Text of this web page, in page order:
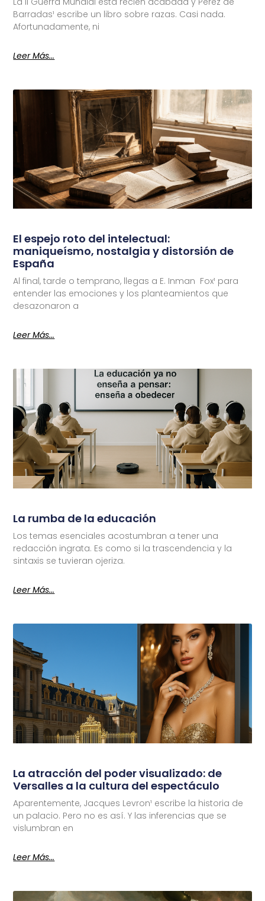
Barradas¹ escribe un libro sobre razas. Casi nada.
Afortunadamente, ni
Leer Más...
El espejo roto del intelectual:
maniqueísmo, nostalgia y distorsión de
España
Al final, tarde o temprano, llegas a E. Inman Fox¹ para
entender las emociones y los planteamientos que
desazonaron a
Leer Más...
La rumba de la educación
Los temas esenciales acostumbran a tener una
redacción ingrata. Es como si la trascendencia y la
sintaxis se tuvieran ojeriza.
Leer Más...
La atracción del poder visualizado: de
Versalles a la cultura del espectáculo
Aparentemente, Jacques Levron¹ escribe la historia de
un palacio. Pero no es así. Y las inferencias que se
vislumbran en
Leer Más...